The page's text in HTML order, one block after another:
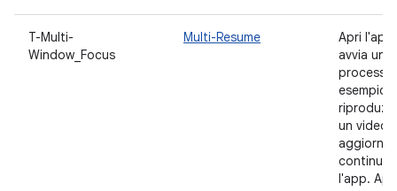
T-Multi-
Window_Focus
Multi-Resume
Apri l'app
avvia un
esempio
un video,
aggiorna
l'app. Apri